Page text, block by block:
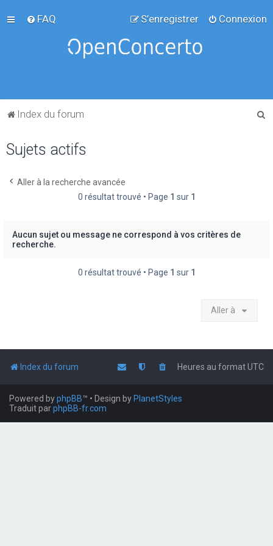
FAQ Connexion
S’enregistrer
Index du forum
Sujets actifs
Aller à la recherche avancée
0 résultat trouvé • Page 1 sur 1
Aucun sujet ou message ne correspond à vos critères de
recherche.
0 résultat trouvé • Page 1 sur 1
Aller à
Index du forum Heures au formatUTC
Powered byphpBB™ • Design by PlanetStyles
Traduit parphpBB-fr.com